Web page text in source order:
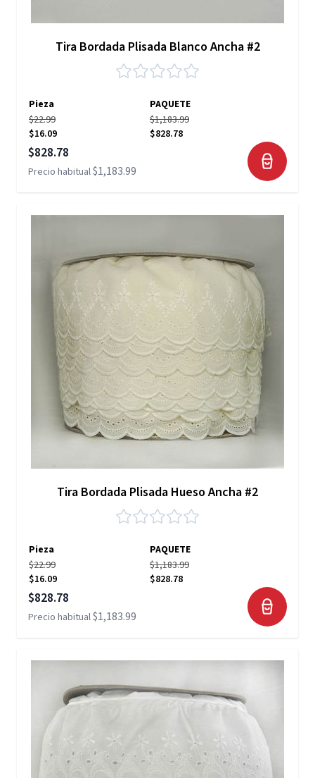
Tira Bordada Plisada Blanco Ancha #2
Pieza
PAQUETE
$22.99
$16.09
$1,183.99
$828.78
Precio especial
$828.78
Precio habitual$1,183.99
Tira Bordada Plisada Hueso Ancha #2
Pieza
PAQUETE
$22.99
$16.09
$1,183.99
$828.78
Precio especial
$828.78
Precio habitual$1,183.99